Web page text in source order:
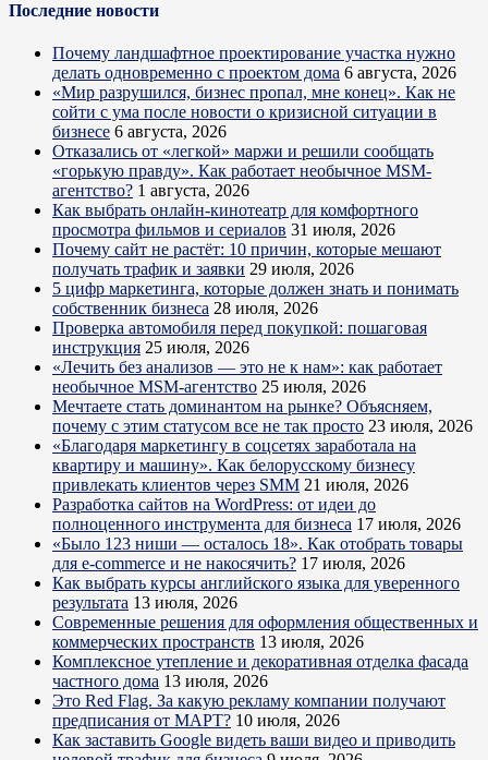
Последние новости
Почему ландшафтное проектирование участка нужно
делать одновременно с проектом дома 6 августа, 2026
«Мир разрушился, бизнес пропал, мне конец». Как не
сойти с ума после новости о кризисной ситуации в
бизнесе 6 августа, 2026
Отказались от «легкой» маржи и решили сообщать
«горькую правду». Как работает необычное MSM-
агентство? 1 августа, 2026
Как выбрать онлайн-кинотеатр для комфортного
просмотра фильмов и сериалов 31 июля, 2026
Почему сайт не растёт: 10 причин, которые мешают
получать трафик и заявки 29 июля, 2026
5 цифр маркетинга, которые должен знать и понимать
собственник бизнеса 28 июля, 2026
Проверка автомобиля перед покупкой: пошаговая
инструкция 25 июля, 2026
«Лечить без анализов — это не к нам»: как работает
необычное MSM-агентство 25 июля, 2026
Мечтаете стать доминантом на рынке? Объясняем,
почему с этим статусом все не так просто 23 июля, 2026
«Благодаря маркетингу в соцсетях заработала на
квартиру и машину». Как белорусскому бизнесу
привлекать клиентов через SMM 21 июля, 2026
Разработка сайтов на WordPress: от идеи до
полноценного инструмента для бизнеса 17 июля, 2026
«Было 123 ниши — осталось 18». Как отобрать товары
для e-commerce и не накосячить? 17 июля, 2026
Как выбрать курсы английского языка для уверенного
результата 13 июля, 2026
Современные решения для оформления общественных и
коммерческих пространств 13 июля, 2026
Комплексное утепление и декоративная отделка фасада
частного дома 13 июля, 2026
Это Red Flag. За какую рекламу компании получают
предписания от МАРТ? 10 июля, 2026
Как заставить Google видеть ваши видео и приводить